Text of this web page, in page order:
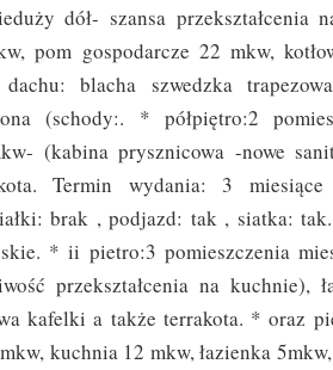
dół- szansa przekształcenia
pom gospodarcze 22 mkw,
blacha szwedzka
(schody:. * półpiętro:2
(kabina prysznicowa -nowe
Termin wydania: 3
brak , podjazd: tak , siatka:
* ii pietro:3 pomieszczenia
przekształcenia na kuchnie),
kafelki a także terrakota. * oraz
kuchnia 12 mkw, łazienka